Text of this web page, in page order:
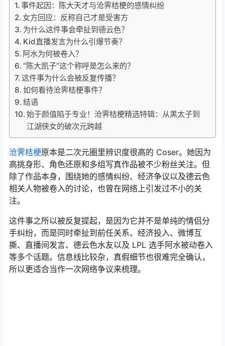
事件起因：陈大天才与沧霁桔梗的感情纠纷
女方回应：反称自己才是受害方
为什么这件事会牵扯到德云色？
Kid直播发言为什么引爆节奏？
阿水为何被卷入？
“陈大凯子”这个称呼是怎么来的？
这件事为什么会被反复传播？
如何看待沧霁桔梗事件？
结语
始于颜值陷于专业！沧霁桔梗精选特辑：从黑太子到
江湖侠女的破次元跨越
沧霁桔梗原本是二次元圈里辨识度很高的 Coser。她因为
高挑身形、角色还原和多组写真作品被不少粉丝关注。但
除了作品本身，围绕她的感情纠纷、经济争议以及德云色
相关人物被卷入的讨论，也曾在网络上引发过不小的关
注。
这件事之所以被反复提起，是因为它并不是单纯的情侣分
手纠纷，而是同时牵扯到前任关系、经济投入、微博互
撕、直播间发言、德云色水友以及 LPL 选手阿水被动卷入
等多个话题。信息线比较杂，真假细节也很难完全确认，
所以更适合当作一次网络争议来梳理。